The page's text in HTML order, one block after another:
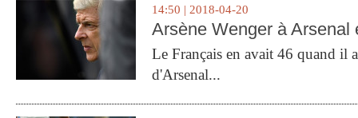
14:50 | 2018-04-20
Arsène Wenger à Arsenal
Le Français en avait 46 quand il
d'Arsenal...